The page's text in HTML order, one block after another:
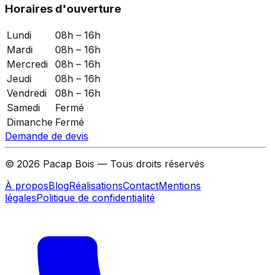
Horaires d'ouverture
Lundi
08h – 16h
Mardi
08h – 16h
Mercredi 08h – 16h
Jeudi
08h – 16h
Vendredi
08h – 16h
Samedi
Fermé
Dimanche Fermé
Demande de devis
© 2026 Pacap Bois — Tous droits réservés
À proposBlogRéalisationsContactMentions
légalesPolitique de confidentialité